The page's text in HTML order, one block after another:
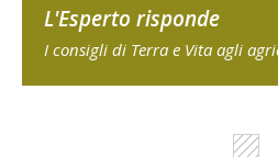
L'Esperto risponde
I consigli di Terra e Vita agli